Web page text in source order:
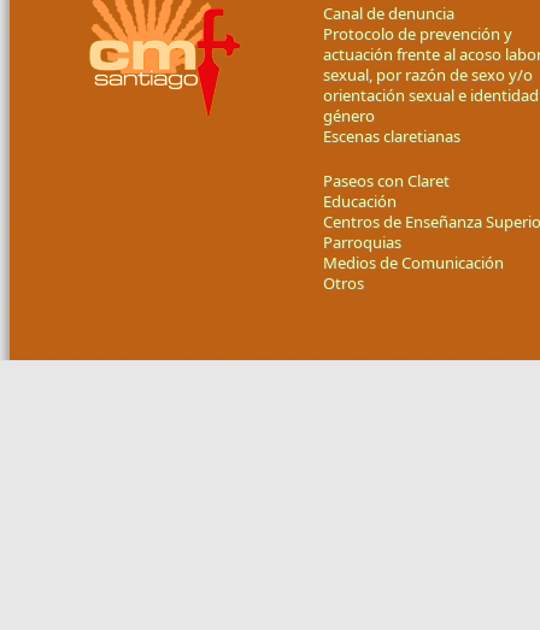
Canal de denuncia
Protocolo de prevención y
actuación frente al acoso
sexual, por razón de sexo y/o
orientación sexual e
género
Escenas claretianas
Paseos con Claret
Educación
Centros de Enseñanza
Parroquias
Medios de Comunicación
Otros